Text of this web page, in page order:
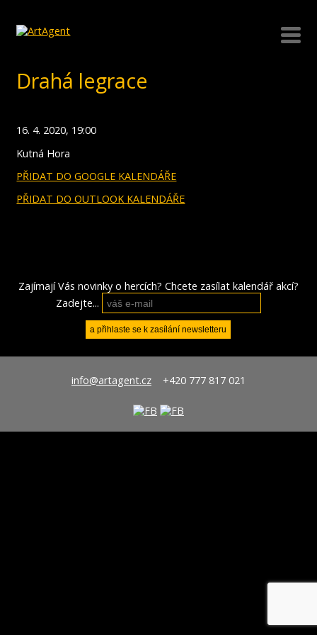
Drahá legrace
16. 4. 2020, 19:00
Kutná Hora
PŘIDAT DO GOOGLE KALENDÁŘE
PŘIDAT DO OUTLOOK KALENDÁŘE
Zajímají Vás novinky o hercích? Chcete zasílat kalendář akcí?
Zadejte...
info@artagent.cz+420 777 817 021